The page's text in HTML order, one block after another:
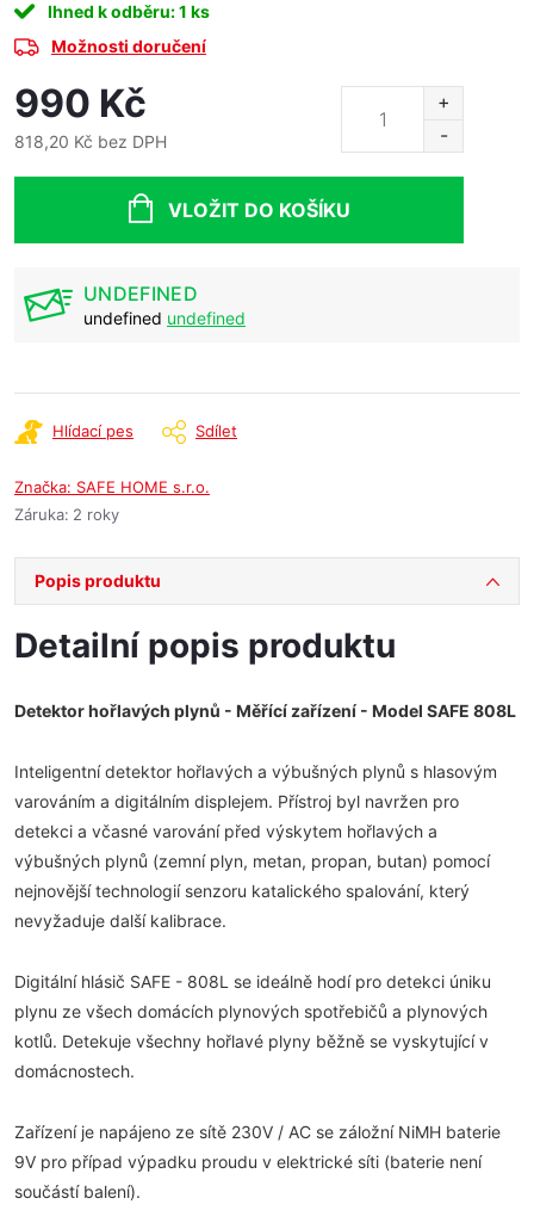
Ihned k odběru: 1 ks
Možnosti doručení
990 Kč
818,20 Kč bez DPH
VLOŽIT DO KOŠÍKU
UNDEFINED
undefined undefined
Hlídací pes Sdílet
Značka: SAFE HOME s.r.o.
Záruka: 2 roky
Popis produktu
Detailní popis produktu
Detektor hořlavých plynů - Měřící zařízení - Model SAFE 808L
Inteligentní detektor hořlavých a výbušných plynů s hlasovým
varováním a digitálním displejem. Přístroj byl navržen pro
detekci a včasné varování před výskytem hořlavých a
výbušných plynů (zemní plyn, metan, propan, butan) pomocí
nejnovější technologií senzoru katalického spalování, který
nevyžaduje další kalibrace.
Digitální hlásič SAFE - 808L se ideálně hodí pro detekci úniku
plynu ze všech domácích plynových spotřebičů a plynových
kotlů. Detekuje všechny hořlavé plyny běžně se vyskytující v
domácnostech.
Zařízení je napájeno ze sítě 230V / AC se záložní NiMH baterie
9V pro případ výpadku proudu v elektrické síti (baterie není
součástí balení).